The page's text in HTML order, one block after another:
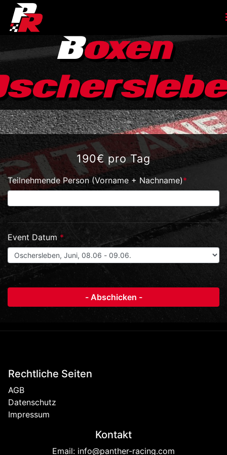
Boxen
190€ pro Tag
Teilnehmende Person (Vorname + Nachname)*
Event Datum *
Rechtliche Seiten
AGB
Datenschutz
Impressum
Kontakt
Email: info@panther-racing.com